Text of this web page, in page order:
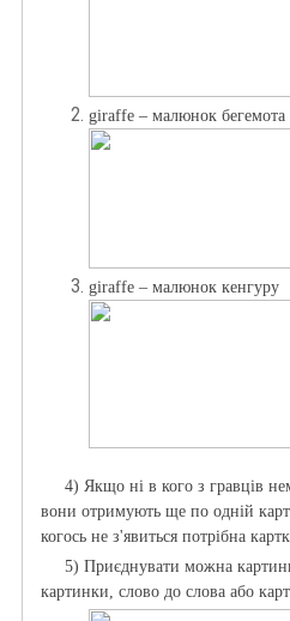
giraffe – малюнок бегемота
giraffe – малюнок кенгуру
4) Якщо ні в кого з гравців
вони отримують ще по одній
когось не з'явиться потрібна
5) Приєднувати можна
картинки, слово до слова або